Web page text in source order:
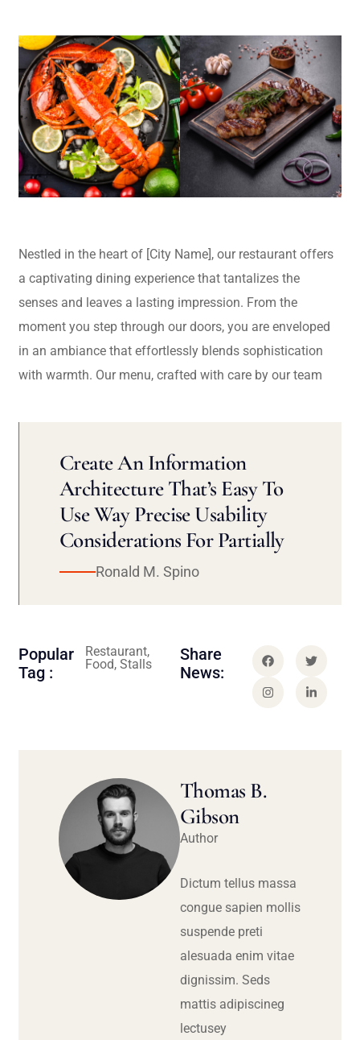
Nestled in the heart of [City Name], our restaurant offers
a captivating dining experience that tantalizes the
senses and leaves a lasting impression. From the
moment you step through our doors, you are enveloped
in an ambiance that effortlessly blends sophistication
with warmth. Our menu, crafted with care by our team
Create An Information
Architecture That’s Easy To
Use Way Precise Usability
Considerations For Partially
Ronald M. Spino
Popular
Tag :
Restaurant,
Food, Stalls
Share
News:
Thomas B.
Gibson
Author
Dictum tellus massa
congue sapien mollis
suspende preti
alesuada enim vitae
dignissim. Seds
mattis adipiscineg
lectusey